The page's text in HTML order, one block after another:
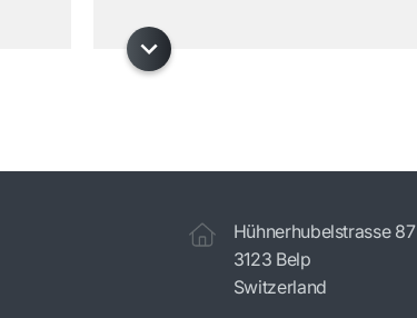
Hühnerhubelstrasse 87
3123 Belp
Switzerland